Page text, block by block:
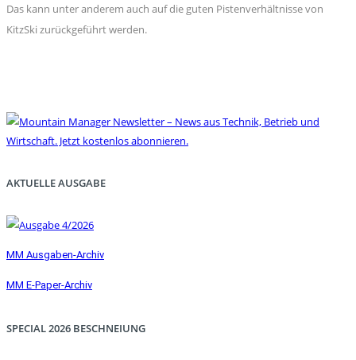
Das kann unter anderem auch auf die guten Pistenverhältnisse von
KitzSki zurückgeführt werden.
AKTUELLE AUSGABE
MM Ausgaben-Archiv
MM E-Paper-Archiv
SPECIAL 2026 BESCHNEIUNG